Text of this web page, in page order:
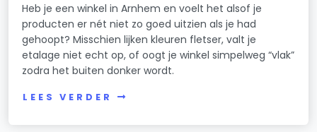
Heb je een winkel in Arnhem en voelt het alsof je
producten er nét niet zo goed uitzien als je had
gehoopt? Misschien lijken kleuren fletser, valt je
etalage niet echt op, of oogt je winkel simpelweg “vlak”
zodra het buiten donker wordt.
LEES VERDER